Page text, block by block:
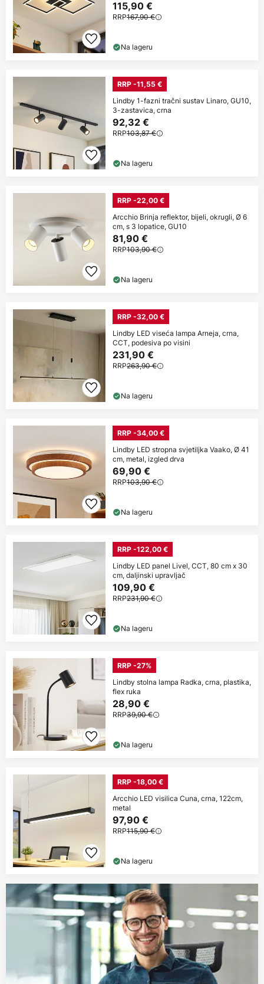
115,90 €
RRP167,90 €
Na lageru
RRP -11,55 €
Lindby 1-fazni tračni sustav Linaro, GU10,
3-zastavica, crna
92,32 €
RRP103,87 €
Na lageru
RRP -22,00 €
Arcchio Brinja reflektor, bijeli, okrugli, Ø 6
cm, s 3 lopatice, GU10
81,90 €
RRP103,90 €
Na lageru
RRP -32,00 €
Lindby LED viseća lampa Arneja, crna,
CCT, podesiva po visini
231,90 €
RRP263,90 €
Na lageru
RRP -34,00 €
Lindby LED stropna svjetiljka Vaako, Ø 41
cm, metal, izgled drva
69,90 €
RRP103,90 €
Na lageru
RRP -122,00 €
Lindby LED panel Livel, CCT, 80 cm x 30
cm, daljinski upravljač
109,90 €
RRP231,90 €
Na lageru
RRP -27%
Lindby stolna lampa Radka, crna, plastika,
flex ruka
28,90 €
RRP39,90 €
Na lageru
RRP -18,00 €
Arcchio LED visilica Cuna, crna, 122cm,
metal
97,90 €
RRP115,90 €
Na lageru